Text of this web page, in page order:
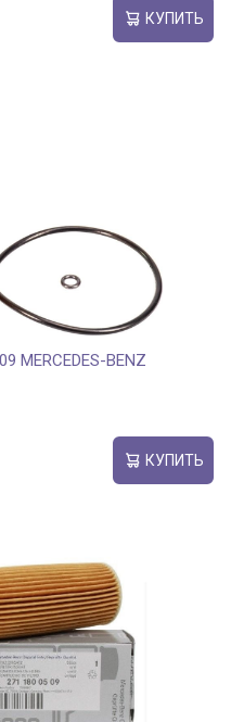
КУПИТЬ
MERCEDES-BENZ
КУПИТЬ